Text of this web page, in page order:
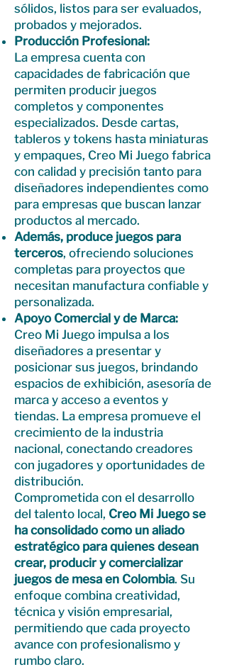
sólidos, listos para ser evaluados,
probados y mejorados.
Producción Profesional:
La empresa cuenta con
capacidades de fabricación que
permiten producir juegos
completos y componentes
especializados. Desde cartas,
tableros y tokens hasta miniaturas
y empaques, Creo Mi Juego fabrica
con calidad y precisión tanto para
diseñadores independientes como
para empresas que buscan lanzar
productos al mercado.
Además, produce juegos para
terceros, ofreciendo soluciones
completas para proyectos que
necesitan manufactura confiable y
personalizada.
Apoyo Comercial y de Marca:
Creo Mi Juego impulsa a los
diseñadores a presentar y
posicionar sus juegos, brindando
espacios de exhibición, asesoría de
marca y acceso a eventos y
tiendas. La empresa promueve el
crecimiento de la industria
nacional, conectando creadores
con jugadores y oportunidades de
distribución.
Comprometida con el desarrollo
del talento local, Creo Mi Juego se
ha consolidado como un aliado
estratégico para quienes desean
crear, producir y comercializar
juegos de mesa en Colombia. Su
enfoque combina creatividad,
técnica y visión empresarial,
permitiendo que cada proyecto
avance con profesionalismo y
rumbo claro.